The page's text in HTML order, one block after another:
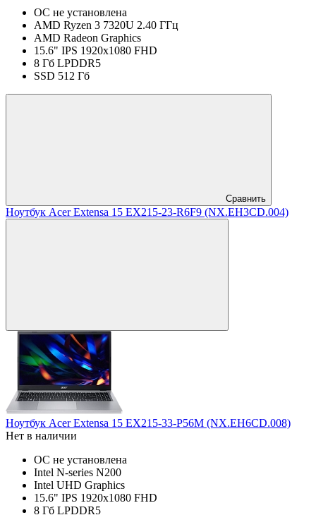
ОС не установлена
AMD Ryzen 3 7320U 2.40 ГГц
AMD Radeon Graphics
15.6" IPS 1920x1080 FHD
8 Гб LPDDR5
SSD 512 Гб
Сравнить
Ноутбук Acer Extensa 15 EX215-23-R6F9 (NX.EH3CD.004)
Ноутбук Acer Extensa 15 EX215-33-P56M (NX.EH6CD.008)
Нет в наличии
ОС не установлена
Intel N-series N200
Intel UHD Graphics
15.6" IPS 1920x1080 FHD
8 Гб LPDDR5